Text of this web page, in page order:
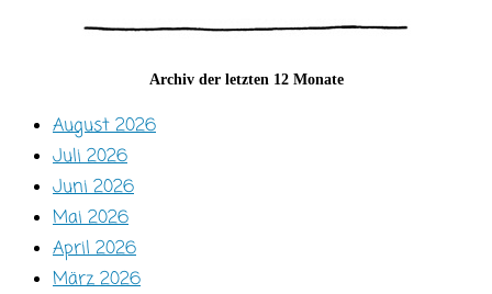
Archiv der letzten 12 Monate
August 2026
Juli 2026
Juni 2026
Mai 2026
April 2026
März 2026